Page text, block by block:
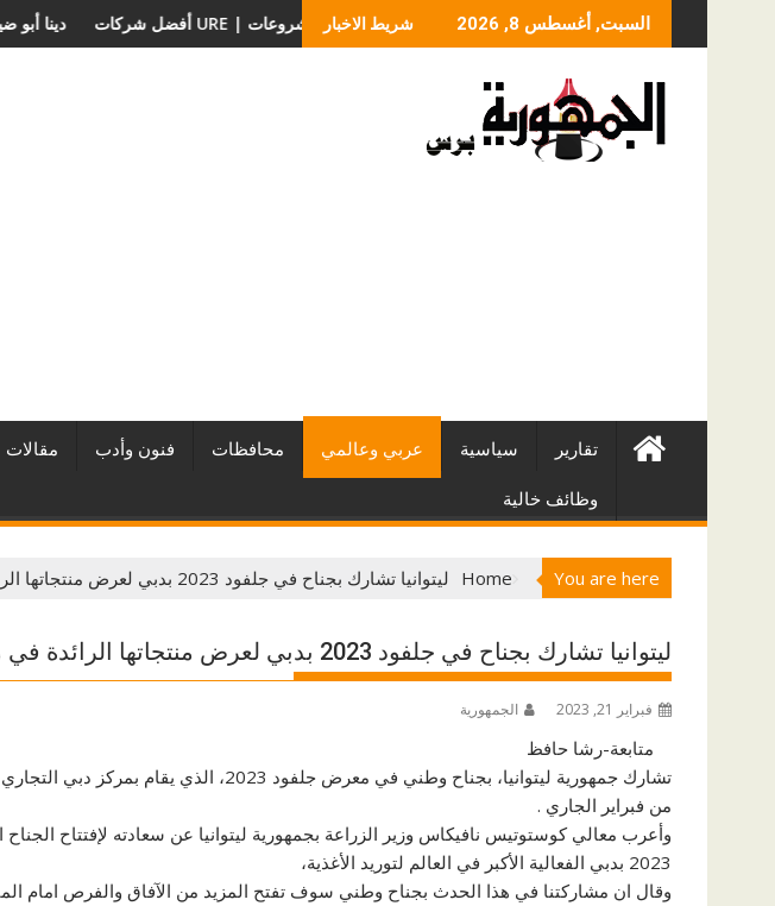
to
السبت, أغسطس 8, 2026 شريط الاخبار
أفضل شركات التطوير العقاري في مصر من URE | أكبر المطورين العقاريين وأبرز المشروعاتعملية الانزلاق الغضروفي بالمنظار؟ ولماذا يختلف من مريض لآخر؟
تقارير سياسية عربي وعالمي محافظات فنون وأدب مقالات
وظائف خالية
You are here
Home ليتوانيا تشارك بجناح في جلفود 2023 بدبي لعرض منتجاتها الرائدة في مجال الصناعات الغذائية
ليتوانيا تشارك بجناح في جلفود 2023 بدبي لعرض منتجاتها الرائدة في مجال الصناعات الغذائية
فبراير 21, 2023 الجمهورية
متابعة-رشا حافظ
من فبراير الجاري .
وأعرب معالي كوستوتيس نافيكاس وزير الزراعة بجمهورية ليتوانيا عن سعادته لإفتتاح
2023 بدبي الفعالية الأكبر في العالم لتوريد الأغذية،
وقال ان مشاركتنا في هذا الحدث بجناح وطني سوف تفتح المزيد من الآفاق والفرص امام